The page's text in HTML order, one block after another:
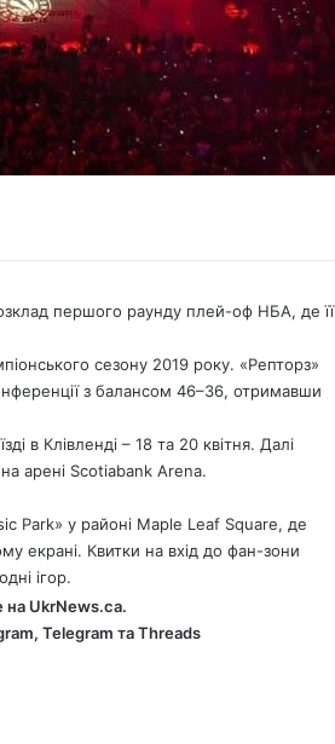
першого раунду плей-оф НБА, де її
сезону 2019 року. «Репторз»
з балансом 46–36, отримавши
в Клівленді – 18 та 20 квітня. Далі
арені Scotiabank Arena.
Park» у районі Maple Leaf Square, де
екрані. Квитки на вхід до фан-зони
ігор.
на UkrNews.ca.
Telegram таThreads